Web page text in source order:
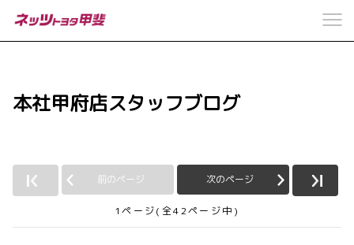
本社甲府店スタッフブログ
前のページ 次のページ
1ページ(全42ページ中)